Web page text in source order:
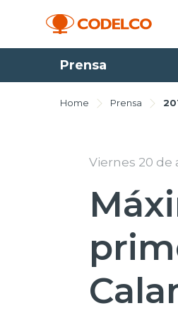
Prensa
Home Prensa
Viernes 20 de